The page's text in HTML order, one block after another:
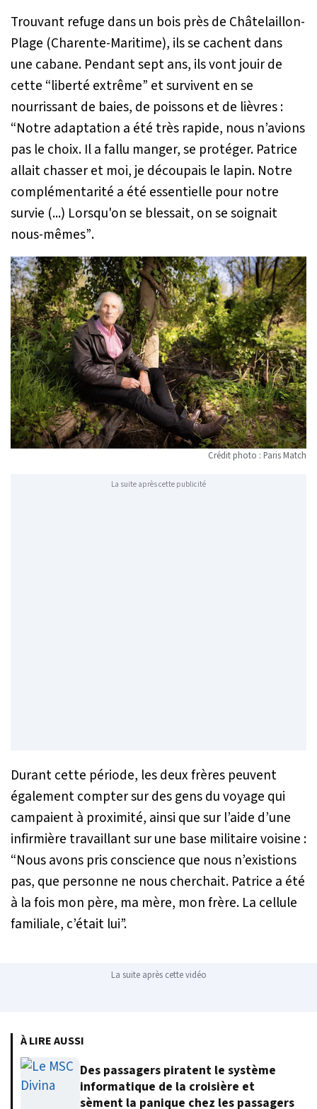
Trouvant refuge dans un bois près de Châtelaillon-
Plage (Charente-Maritime), ils se cachent dans
une cabane. Pendant sept ans, ils vont jouir de
cette “liberté extrême” et survivent en se
nourrissant de baies, de poissons et de lièvres :
“Notre adaptation a été très rapide, nous n’avions
pas le choix. Il a fallu manger, se protéger. Patrice
allait chasser et moi, je découpais le lapin. Notre
complémentarité a été essentielle pour notre
survie (...) Lorsqu'on se blessait, on se soignait
nous-mêmes”.
Crédit photo : Paris Match
La suite après cette publicité
Durant cette période, les deux frères peuvent
également compter sur des gens du voyage qui
campaient à proximité, ainsi que sur l’aide d’une
infirmière travaillant sur une base militaire voisine :
“Nous avons pris conscience que nous n’existions
pas, que personne ne nous cherchait. Patrice a été
à la fois mon père, ma mère, mon frère. La cellule
familiale, c’était lui”.
La suite après cette vidéo
À LIRE AUSSI
Des passagers piratent le système
informatique de la croisière et
sèment la panique chez les passagers